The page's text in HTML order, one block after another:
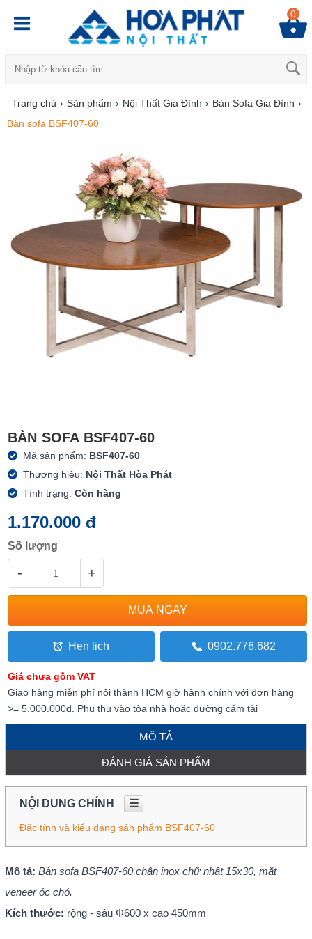
0
Trang chủ › Sản phẩm › Nội Thất Gia Đình › Bàn Sofa Gia Đình ›
Bàn sofa BSF407-60
BÀN SOFA BSF407-60
Mã sản phẩm: BSF407-60
Thương hiệu: Nội Thất Hòa Phát
Tình trạng:Còn hàng
1.170.000 đ
Số lượng
- +
Hẹn lịch 0902.776.682
Giá chưa gồm VAT
Giao hàng miễn phí nội thành HCM giờ hành chính với đơn hàng
>= 5.000.000đ. Phụ thu vào tòa nhà hoặc đường cấm tải
MÔ TẢ
ĐÁNH GIÁ SẢN PHẨM
NỘI DUNG CHÍNH ☰
Đặc tính và kiểu dáng sản phẩm BSF407-60
Mô tả: Bàn sofa BSF407-60 chân inox chữ nhật 15x30, mặt
veneer óc chó.
Kích thước: rộng - sâu Φ600 x cao 450mm